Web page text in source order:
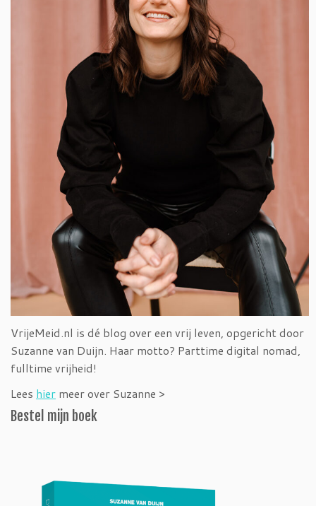
VrijeMeid.nl is dé blog over een vrij leven, opgericht door
Suzanne van Duijn. Haar motto? Parttime digital nomad,
fulltime vrijheid!
Lees hier meer over Suzanne >
Bestel mijn boek